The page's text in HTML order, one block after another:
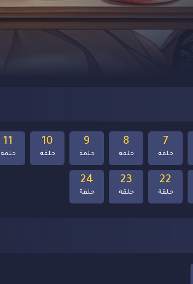
24
حلقة
23
حلقة
22
حلقة
11
حلقة
10
حلقة
9
حلقة
8
حلقة
7
حلقة